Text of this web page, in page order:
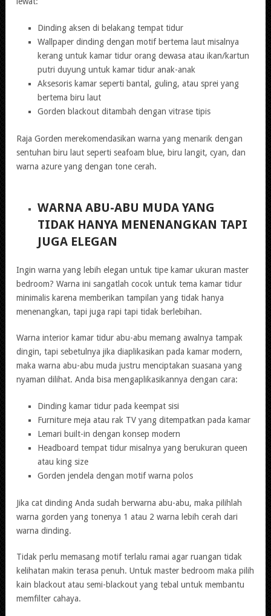
Dinding aksen di belakang tempat tidur
Wallpaper dinding dengan motif bertema laut misalnya
kerang untuk kamar tidur orang dewasa atau ikan/kartun
putri duyung untuk kamar tidur anak-anak
Aksesoris kamar seperti bantal, guling, atau sprei yang
bertema biru laut
Gorden blackout ditambah dengan vitrase tipis
Raja Gorden merekomendasikan warna yang menarik dengan
sentuhan biru laut seperti seafoam blue, biru langit, cyan, dan
warna azure yang dengan tone cerah.
WARNA ABU-ABU MUDA YANG
TIDAK HANYA MENENANGKAN TAPI
JUGA ELEGAN
Ingin warna yang lebih elegan untuk tipe kamar ukuran master
bedroom? Warna ini sangatlah cocok untuk tema kamar tidur
minimalis karena memberikan tampilan yang tidak hanya
menenangkan, tapi juga rapi tapi tidak berlebihan.
Warna interior kamar tidur abu-abu memang awalnya tampak
dingin, tapi sebetulnya jika diaplikasikan pada kamar modern,
maka warna abu-abu muda justru menciptakan suasana yang
nyaman dilihat. Anda bisa mengaplikasikannya dengan cara:
Dinding kamar tidur pada keempat sisi
Furniture meja atau rak TV yang ditempatkan pada kamar
Lemari built-in dengan konsep modern
Headboard tempat tidur misalnya yang berukuran queen
atau king size
Gorden jendela dengan motif warna polos
Jika cat dinding Anda sudah berwarna abu-abu, maka pilihlah
warna gorden yang tonenya 1 atau 2 warna lebih cerah dari
warna dinding.
Tidak perlu memasang motif terlalu ramai agar ruangan tidak
kelihatan makin terasa penuh. Untuk master bedroom maka pilih
kain blackout atau semi-blackout yang tebal untuk membantu
memfilter cahaya.